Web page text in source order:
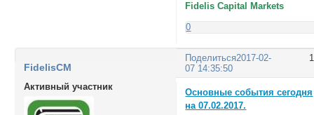
Fidelis Capital Markets
0
Поделиться2017-02-
07 14:35:50
FidelisCM
Активный участник
Основные события сегодня
на 07.02.2017.